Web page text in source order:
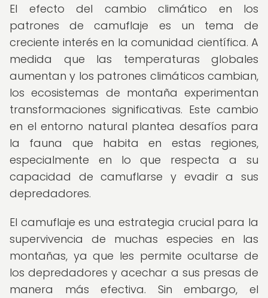
El efecto del cambio climático en los
patrones de camuflaje es un tema de
creciente interés en la comunidad científica. A
medida que las temperaturas globales
aumentan y los patrones climáticos cambian,
los ecosistemas de montaña experimentan
transformaciones significativas. Este cambio
en el entorno natural plantea desafíos para
la fauna que habita en estas regiones,
especialmente en lo que respecta a su
capacidad de camuflarse y evadir a sus
depredadores.
El camuflaje es una estrategia crucial para la
supervivencia de muchas especies en las
montañas, ya que les permite ocultarse de
los depredadores y acechar a sus presas de
manera más efectiva. Sin embargo, el